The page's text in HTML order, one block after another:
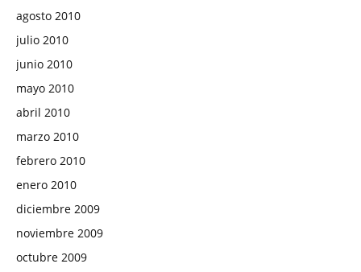
agosto 2010
julio 2010
junio 2010
mayo 2010
abril 2010
marzo 2010
febrero 2010
enero 2010
diciembre 2009
noviembre 2009
octubre 2009